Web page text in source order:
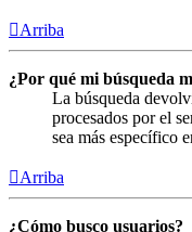
Arriba
¿Por qué mi búsqueda
La búsqueda
procesados por el
sea más específico
Arriba
¿Cómo busco usuarios?